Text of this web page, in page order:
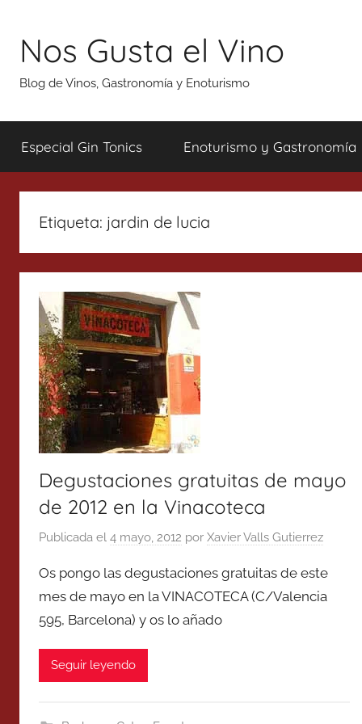
contenido
Nos Gusta el Vino
Blog de Vinos, Gastronomía y Enoturismo
Especial Gin Tonics Enoturismo y Gastronomía
Etiqueta: jardin de lucia
Degustaciones gratuitas de mayo
de 2012 en la Vinacoteca
Publicada el 4 mayo, 2012 por Xavier Valls Gutierrez
Os pongo las degustaciones gratuitas de este
mes de mayo en la VINACOTECA (C/Valencia
595, Barcelona) y os lo añado
Seguir leyendo